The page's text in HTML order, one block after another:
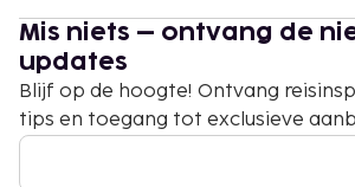
Mis niets – ontvang de
updates
Blijf op de hoogte! Ontvang
tips en toegang tot exclusieve